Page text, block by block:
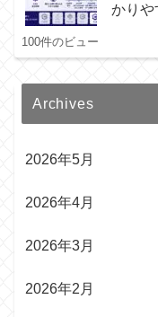
かりや
100件のビュー
Archives
2026年5月
2026年4月
2026年3月
2026年2月